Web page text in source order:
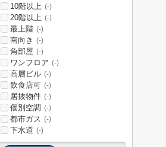
10階以上 (-)
20階以上 (-)
最上階 (-)
南向き (-)
角部屋 (-)
ワンフロア (-)
高層ビル (-)
飲食店可 (-)
居抜物件 (-)
個別空調 (-)
都市ガス (-)
下水道 (-)